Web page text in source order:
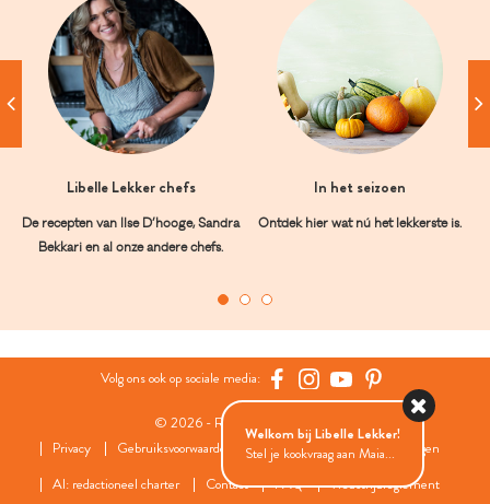
Libelle Lekker chefs
De recepten van Ilse D’hooge, Sandra
Bekkari en al onze andere chefs.
In het seizoen
Ontdek hier wat nú het lekkerste is.
Volg ons ook op sociale media:
© 2026 - Roularta Media Group
Privacy
Gebruiksvoorwaarden Cookies
Cookies instellingen
AI: redactioneel charter
Contact FAQ Wedstrijdreglement
Welkom bij Libelle Lekker!
Stel je kookvraag aan Maia...